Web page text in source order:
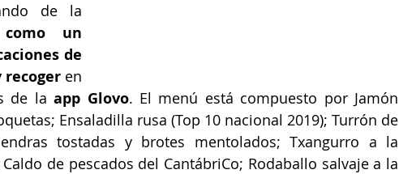
de la
omo un
de
recoger en
de la app Glovo. El menú está compuesto por Jamón
Ensaladilla rusa (Top 10 nacional 2019); Turrón de
tostadas y brotes mentolados; Txangurro a la
de pescados del CantábriCo; Rodaballo salvaje a la